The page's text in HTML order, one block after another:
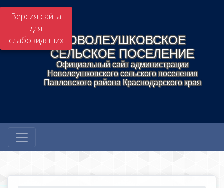
Версия сайта
для
слабовидящихНОВОЛЕУШКОВСКОЕ
СЕЛЬСКОЕ ПОСЕЛЕНИЕ
Официальный сайт администрации
Новолеушковского сельского поселения
Павловского района Краснодарского края